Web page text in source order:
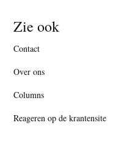
Zie ook
Contact
Over ons
Columns
Reageren op de krantensite